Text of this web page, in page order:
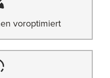
voroptimiert